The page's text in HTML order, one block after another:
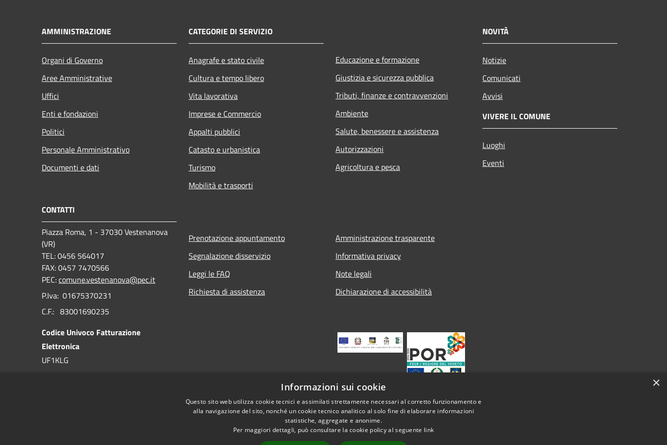
AMMINISTRAZIONE
Organi di Governo
Aree Amministrative
Uffici
Enti e fondazioni
Politici
Personale Amministrativo
Documenti e dati
CATEGORIE DI SERVIZIO
Anagrafe e stato civile
Cultura e tempo libero
Vita lavorativa
Imprese e Commercio
Appalti pubblici
Catasto e urbanistica
Turismo
Mobilità e trasporti
Educazione e formazione
Giustizia e sicurezza pubblica
Tributi, finanze e contravvenzioni
Ambiente
Salute, benessere e assistenza
Autorizzazioni
Agricoltura e pesca
NOVITÀ
Notizie
Comunicati
Avvisi
VIVERE IL COMUNE
Luoghi
Eventi
CONTATTI
Piazza Roma, 1 - 37030 Vestenanova
(VR)
TEL: 0456 564017
FAX: 0457 7470566
PEC:comune.vestenanova@pec.it
P.Iva: 01675370231
C.F.: 83001690235
Codice Univoco Fatturazione
Elettronica
UF1KLG
Prenotazione appuntamento
Segnalazione disservizio
Leggi le FAQ
Richiesta di assistenza
Amministrazione trasparente
Informativa privacy
Note legali
Dichiarazione di accessibilità
×
Informazioni sui cookie
Questo sito web utilizza cookie tecnici e assimilati strettamente necessari al corretto funzionamento e
alla navigazione del sito, nonché un cookie tecnico analitico al solo fine di elaborare informazioni
statistiche, aggregate e anonime.
Per maggiori dettagli, può consultare la cookie policy al seguente link